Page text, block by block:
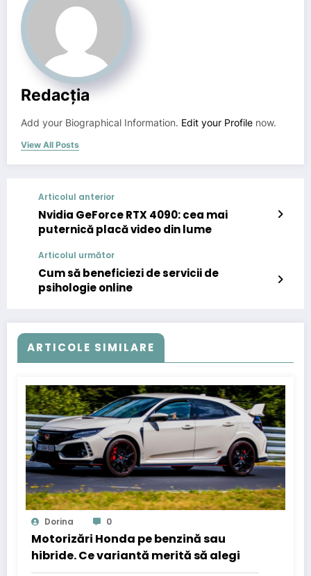
Redacția
Add your Biographical Information. Edit your Profile now.
View All Posts
Articolul anterior
Nvidia GeForce RTX 4090: cea mai
puternică placă video din lume
Articolul următor
Cum să beneficiezi de servicii de
psihologie online
ARTICOLE SIMILARE
Dorina 0
Motorizări Honda pe benzină sau
hibride. Ce variantă merită să alegi